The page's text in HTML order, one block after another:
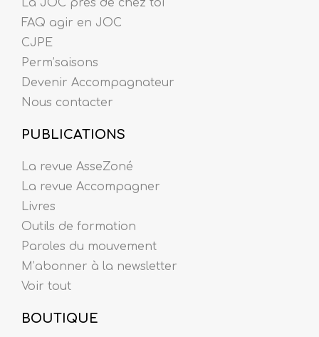
La JOC près de chez toi
FAQ agir en JOC
CJPE
Perm’saisons
Devenir Accompagnateur
Nous contacter
PUBLICATIONS
La revue AsseZoné
La revue Accompagner
Livres
Outils de formation
Paroles du mouvement
M’abonner à la newsletter
Voir tout
BOUTIQUE